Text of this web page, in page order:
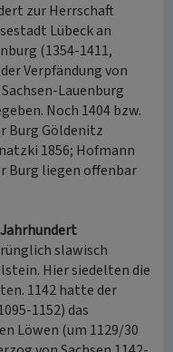
zur Herrschaft
Lübeck an
(1354-1411,
Verpfändung von
Lauenburg
Noch 1404 bzw.
Burg Göldenitz
1856; Hofmann
Burg liegen offenbar
slawisch
Hier siedelten die
1142 hatte der
1152) das
Löwen (um 1129/30